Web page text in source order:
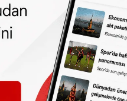
yapabilir.
taahhüt etti.
hakkında hâlâ